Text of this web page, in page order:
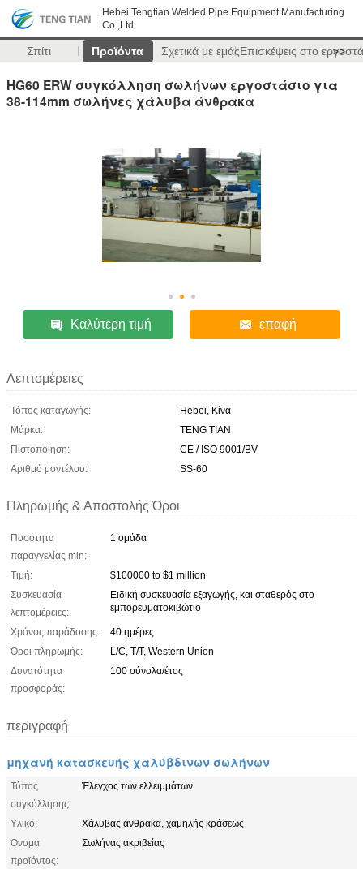
Hebei Tengtian Welded Pipe Equipment Manufacturing
Co.,Ltd.
Σπίτι Προϊόντα Σχετικά με εμάςΕπισκέψεις στο >>
HG60 ERW συγκόλληση σωλήνων εργοστάσιο για
38-114mm σωλήνες χάλυβα άνθρακα
Καλύτερη τιμή επαφή
Λεπτομέρειες
Τόπος καταγωγής:
Hebei, Κίνα
Μάρκα:
TENG TIAN
Πιστοποίηση:
CE / ISO 9001/BV
Αριθμό μοντέλου:
SS-60
Πληρωμής & Αποστολής Όροι
Ποσότητα
παραγγελίας min:
1 ομάδα
Τιμή:
$100000 to $1 million
Συσκευασία
λεπτομέρειες:
Ειδική συσκευασία εξαγωγής, και σταθερός στο
εμπορευματοκιβώτιο
Χρόνος παράδοσης:
40 ημέρες
Όροι πληρωμής:
L/C, T/T, Western Union
Δυνατότητα
προσφοράς:
100 σύνολα/έτος
περιγραφή
μηχανή κατασκευής χαλύβδινων σωλήνων
Τύπος
συγκόλλησης:
Έλεγχος των ελλειμμάτων
Υλικό:
Χάλυβας άνθρακα, χαμηλής κράσεως
Όνομα
προϊόντος:
Σωλήνας ακριβείας